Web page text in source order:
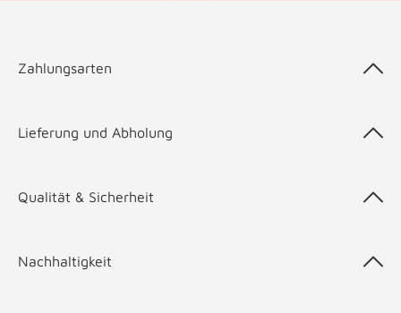
Zahlungsarten
Lieferung und Abholung
Qualität & Sicherheit
Nachhaltigkeit